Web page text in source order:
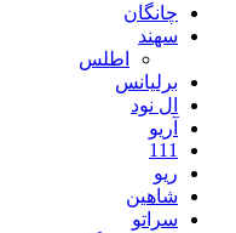
چانگان
سهند
اطلس
برلیانس
ال نود
آریو
111
ریو
شاهین
سراتو